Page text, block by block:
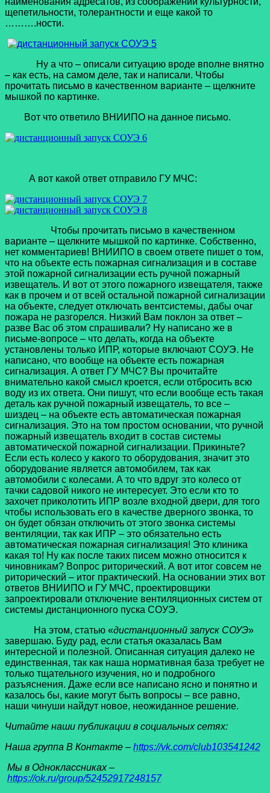
щепетильности, толерантности и еще какой то
……….ности.
Ну а что – описали ситуацию вроде вполне внятно
– как есть, на самом деле, так и написали. Чтобы
прочитать письмо в качественном варианте – щелкните
мышкой по картинке.
Вот что ответило ВНИИПО на данное письмо.
А вот какой ответ отправило ГУ МЧС:
Чтобы прочитать письмо в качественном
варианте – щелкните мышкой по картинке. Собственно,
нет комментариев! ВНИИПО в своем ответе пишет о том,
что на объекте есть пожарная сигнализация и в составе
этой пожарной сигнализации есть ручной пожарный
извещатель. И вот от этого пожарного извещателя, также
как в прочем и от всей остальной пожарной сигнализации
на объекте, следует отключать вентсистемы, дабы очаг
пожара не разгорелся. Низкий Вам поклон за ответ –
разве Вас об этом спрашивали? Ну написано же в
письме-вопросе – что делать, когда на объекте
установлены только ИПР, которые включают СОУЭ. Не
написано, что вообще на объекте есть пожарная
сигнализация. А ответ ГУ МЧС? Вы прочитайте
внимательно какой смысл кроется, если отбросить всю
воду из их ответа. Они пишут, что если вообще есть такая
деталь как ручной пожарный извещатель, то все –
шиздец – на объекте есть автоматическая пожарная
сигнализация. Это на том простом основании, что ручной
пожарный извещатель входит в состав системы
автоматической пожарной сигнализации. Прикиньте?
Если есть колесо у какого то оборудования, значит это
оборудование является автомобилем, так как
автомобили с колесами. А то что вдруг это колесо от
тачки садовой никого не интересует. Это если кто то
захочет приколотить ИПР возле входной двери, для того
чтобы использовать его в качестве дверного звонка, то
он будет обязан отключить от этого звонка системы
вентиляции, так как ИПР – это обязательно есть
автоматическая пожарная сигнализация! Это клиника
какая то! Ну как после таких писем можно относится к
чиновникам? Вопрос риторический. А вот итог совсем не
риторический – итог практический. На основании этих вот
ответов ВНИИПО и ГУ МЧС, проектировщики
запроектировали отключение вентиляционных систем от
системы дистанционного пуска СОУЭ.
На этом, статью «дистанционный запуск СОУЭ»
завершаю. Буду рад, если статья оказалась Вам
интересной и полезной. Описанная ситуация далеко не
единственная, так как наша нормативная база требует не
только тщательного изучения, но и подробного
разъяснения. Даже если все написано ясно и понятно и
казалось бы, какие могут быть вопросы – все равно,
наши чинуши найдут новое, неожиданное решение.
Читайте наши публикации в социальных сетях:
Наша группа В Контакте – https://vk.com/club103541242
Мы в Одноклассниках –
https://ok.ru/group/52452917248157